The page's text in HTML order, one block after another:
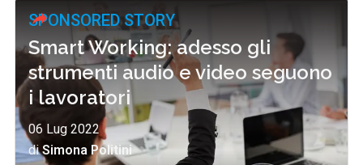
SPONSORED STORY
Smart Working: adesso gli
strumenti audio e video seguono
i lavoratori
06 Lug 2022
diSimona Politini